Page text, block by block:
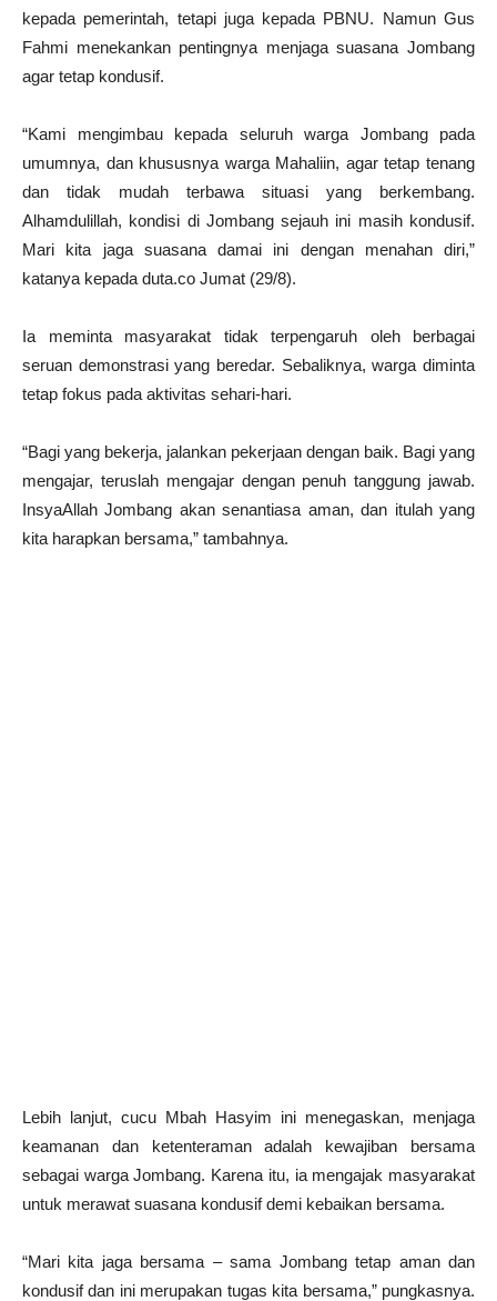
kepada pemerintah, tetapi juga kepada PBNU. Namun Gus
Fahmi menekankan pentingnya menjaga suasana Jombang
agar tetap kondusif.
“Kami mengimbau kepada seluruh warga Jombang pada
umumnya, dan khususnya warga Mahaliin, agar tetap tenang
dan tidak mudah terbawa situasi yang berkembang.
Alhamdulillah, kondisi di Jombang sejauh ini masih kondusif.
Mari kita jaga suasana damai ini dengan menahan diri,”
katanya kepada duta.co Jumat (29/8).
Ia meminta masyarakat tidak terpengaruh oleh berbagai
seruan demonstrasi yang beredar. Sebaliknya, warga diminta
tetap fokus pada aktivitas sehari-hari.
“Bagi yang bekerja, jalankan pekerjaan dengan baik. Bagi yang
mengajar, teruslah mengajar dengan penuh tanggung jawab.
InsyaAllah Jombang akan senantiasa aman, dan itulah yang
kita harapkan bersama,” tambahnya.
Lebih lanjut, cucu Mbah Hasyim ini menegaskan, menjaga
keamanan dan ketenteraman adalah kewajiban bersama
sebagai warga Jombang. Karena itu, ia mengajak masyarakat
untuk merawat suasana kondusif demi kebaikan bersama.
“Mari kita jaga bersama – sama Jombang tetap aman dan
kondusif dan ini merupakan tugas kita bersama,” pungkasnya.